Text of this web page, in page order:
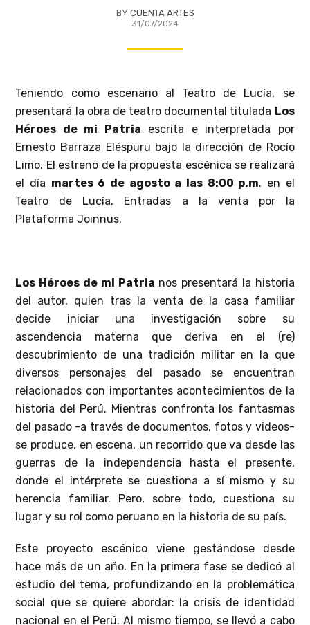
BY CUENTA ARTES
31/07/2024
Teniendo como escenario al Teatro de Lucía, se
presentará la obra de teatro documental titulada Los
Héroes de mi Patria escrita e interpretada por
Ernesto Barraza Eléspuru bajo la dirección de Rocío
Limo. El estreno de la propuesta escénica se realizará
el día martes 6 de agosto a las 8:00 p.m. en el
Teatro de Lucía. Entradas a la venta por la
Plataforma Joinnus.
Los Héroes de mi Patria nos presentará la historia
del autor, quien tras la venta de la casa familiar
decide iniciar una investigación sobre su
ascendencia materna que deriva en el (re)
descubrimiento de una tradición militar en la que
diversos personajes del pasado se encuentran
relacionados con importantes acontecimientos de la
historia del Perú. Mientras confronta los fantasmas
del pasado -a través de documentos, fotos y videos-
se produce, en escena, un recorrido que va desde las
guerras de la independencia hasta el presente,
donde el intérprete se cuestiona a sí mismo y su
herencia familiar. Pero, sobre todo, cuestiona su
lugar y su rol como peruano en la historia de su país.
Este proyecto escénico viene gestándose desde
hace más de un año. En la primera fase se dedicó al
estudio del tema, profundizando en la problemática
social que se quiere abordar: la crisis de identidad
nacional en el Perú. Al mismo tiempo, se llevó a cabo